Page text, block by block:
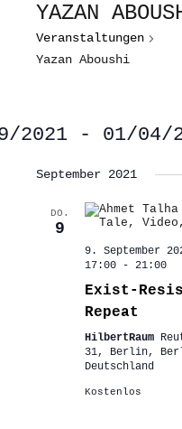
YAZAN
Veranstaltungen
Yazan Aboushi
2021 - 01/04/
September 2021
DO.
9
9. September
17:00- 21:00
Exist-
Repeat
HilbertRaum
31, Berlin,
Deutschland
Kostenlos